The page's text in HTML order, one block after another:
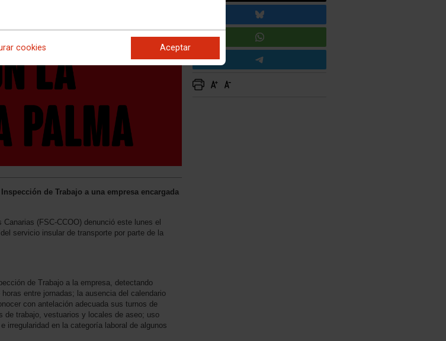
cookies Aceptar
de Trabajo a una empresa encargada
(FSC-CCOO) denunció este lunes el
servicio insular de transporte por parte de la
de Trabajo a la empresa, detectando
entre jornadas; la ausencia del calendario
con antelación adecuada sus turnos de
de trabajo, vestuarios y locales de aseo; uso
irregularidad en la categoría laboral de algunos